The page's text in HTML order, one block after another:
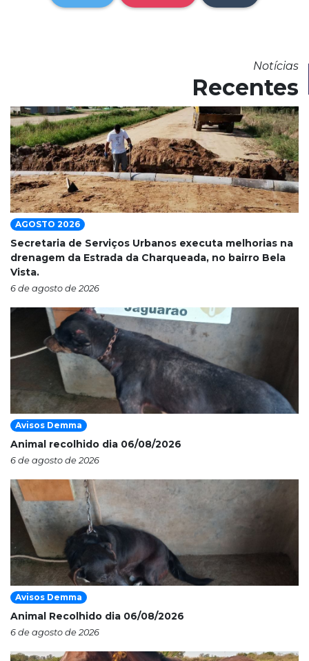
Notícias
Recentes
AGOSTO 2026
Secretaria de Serviços Urbanos executa melhorias na
drenagem da Estrada da Charqueada, no bairro Bela
Vista.
6 de agosto de 2026
Avisos Demma
Animal recolhido dia 06/08/2026
6 de agosto de 2026
Avisos Demma
Animal Recolhido dia 06/08/2026
6 de agosto de 2026